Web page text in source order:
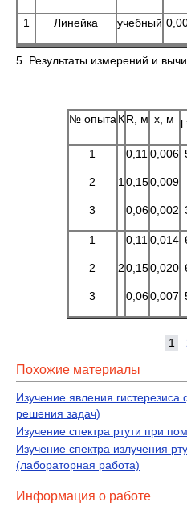
1 Линейка учебный
5. Результаты измерений и
№ опыта К R, м x, м l
1
2
3
1
0,11
0,15
0,06
0,006
0,009
0,002
1
2
3
2
0,11
0,15
0,06
0,014
0,020
0,007
1
Похожие материалы
Изучение явления
решения задач)
Изучение спектра ртути при
Изучение спектра излучения
(лабораторная работа)
Информация о работе